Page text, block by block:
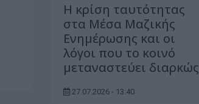
Η κρίση ταυτότητας
στα Μέσα Μαζικής
Ενημέρωσης και οι
λόγοι που το κοινό
μεταναστεύει διαρκώς
27.07.2026 - 13:40